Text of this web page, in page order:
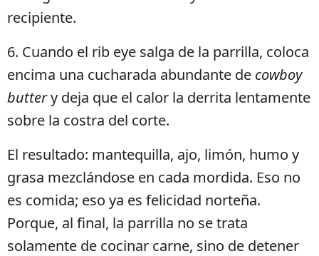
recipiente.
6. Cuando el rib eye salga de la parrilla, coloca
encima una cucharada abundante de cowboy
buttery deja que el calor la derrita lentamente
sobre la costra del corte.
El resultado: mantequilla, ajo, limón, humo y
grasa mezclándose en cada mordida. Eso no
es comida; eso ya es felicidad norteña.
Porque, al final, la parrilla no se trata
solamente de cocinar carne, sino de detener